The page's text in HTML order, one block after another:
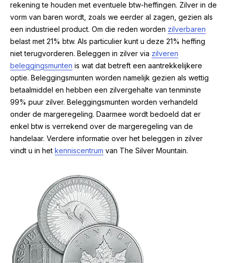
rekening te houden met eventuele btw-heffingen. Zilver in de
vorm van baren wordt, zoals we eerder al zagen, gezien als
een industrieel product. Om die reden worden zilverbaren
belast met 21% btw. Als particulier kunt u deze 21% heffing
niet terugvorderen. Beleggen in zilver via zilveren
beleggingsmunten is wat dat betreft een aantrekkelijkere
optie. Beleggingsmunten worden namelijk gezien als wettig
betaalmiddel en hebben een zilvergehalte van tenminste
99% puur zilver. Beleggingsmunten worden verhandeld
onder de margeregeling. Daarmee wordt bedoeld dat er
enkel btw is verrekend over de margeregeling van de
handelaar. Verdere informatie over het beleggen in zilver
vindt u in het kenniscentrum van The Silver Mountain.